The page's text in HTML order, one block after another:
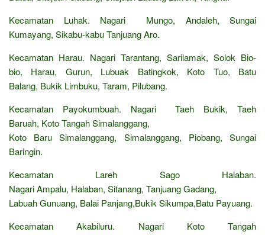
Kecamatan Luhak. Nagari Mungo, Andaleh, Sungai
Kumayang, Sikabu-kabu Tanjuang Aro.
Kecamatan Harau. Nagari Tarantang, Sarilamak, Solok Bio-
bio, Harau, Gurun, Lubuak Batingkok, Koto Tuo, Batu
Balang, Bukik Limbuku, Taram, Pilubang.
Kecamatan Payokumbuah. Nagari Taeh Bukik, Taeh
Baruah, Koto Tangah Simalanggang,
Koto Baru Simalanggang, Simalanggang, Piobang, Sungai
Baringin.
Kecamatan Lareh Sago Halaban.
Nagari Ampalu, Halaban, Sitanang, Tanjuang Gadang,
Labuah Gunuang, Balai Panjang,Bukik Sikumpa,Batu Payuang.
Kecamatan Akabiluru. Nagari Koto Tangah